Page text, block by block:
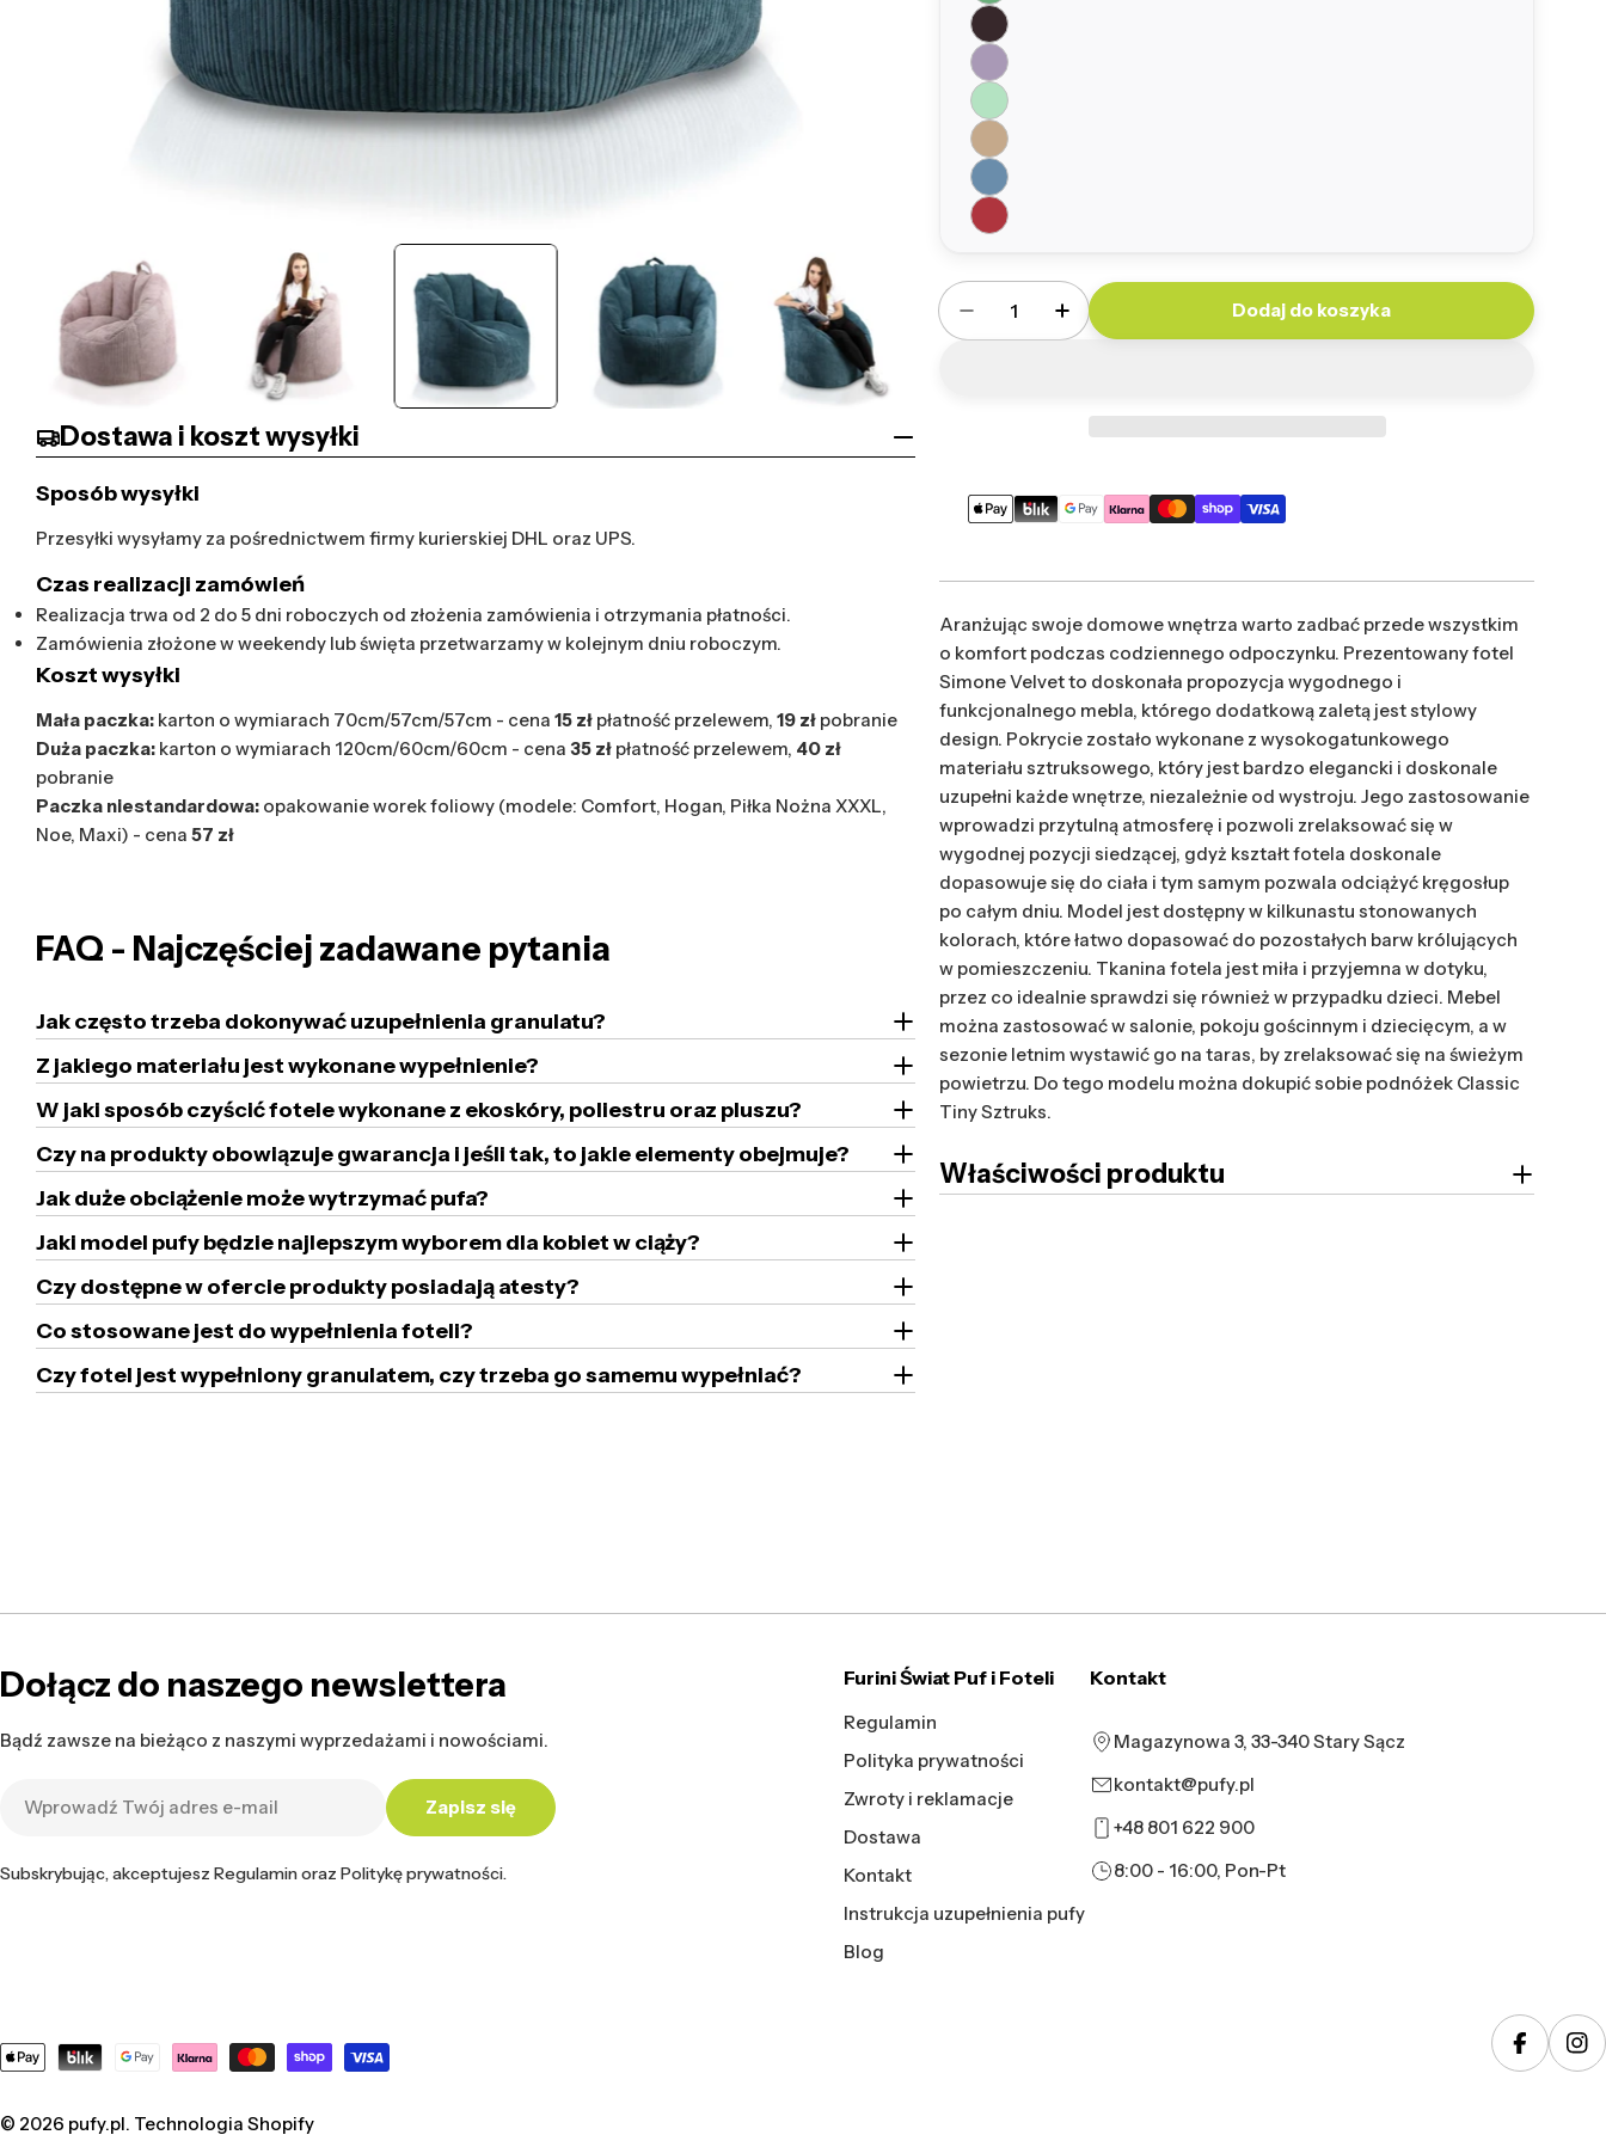
Dostawa i koszt wysyłki
Sposób wysyłki
Przesyłki wysyłamy za pośrednictwem firmy kurierskiej DHL oraz UPS.
Czas realizacji zamówień
Realizacja trwa od 2 do 5 dni roboczych od złożenia zamówienia i otrzymania płatności.
Zamówienia złożone w weekendy lub święta przetwarzamy w kolejnym dniu roboczym.
Koszt wysyłki
Mała paczka: karton o wymiarach 70cm/57cm/57cm - cena 15 zł płatność przelewem, 19 zł pobranie
Duża paczka: karton o wymiarach 120cm/60cm/60cm - cena 35 zł płatność przelewem, 40 zł
pobranie
Paczka niestandardowa: opakowanie worek foliowy (modele: Comfort, Hogan, Piłka Nożna XXXL,
Noe, Maxi) - cena 57 zł
FAQ - Najczęściej zadawane pytania
Jak często trzeba dokonywać uzupełnienia granulatu?
Z jakiego materiału jest wykonane wypełnienie?
W jaki sposób czyścić fotele wykonane z ekoskóry, poliestru oraz pluszu?
Czy na produkty obowiązuje gwarancja i jeśli tak, to jakie elementy obejmuje?
Jak duże obciążenie może wytrzymać pufa?
Jaki model pufy będzie najlepszym wyborem dla kobiet w ciąży?
Czy dostępne w ofercie produkty posiadają atesty?
Co stosowane jest do wypełnienia foteli?
Czy fotel jest wypełniony granulatem, czy trzeba go samemu wypełniać?
Ilość
Zmniejsz ilość dla Fotel Simone Sztruks
Zwiększ ilość dla Fotel Simone Sztruks
Dodaj do koszyka
Metody
Aranżując swoje domowe wnętrza warto zadbać przede wszystkim
o komfort podczas codziennego odpoczynku. Prezentowany fotel
Simone Velvet to doskonała propozycja wygodnego i
funkcjonalnego mebla, którego dodatkową zaletą jest stylowy
design. Pokrycie zostało wykonane z wysokogatunkowego
materiału sztruksowego, który jest bardzo elegancki i doskonale
uzupełni każde wnętrze, niezależnie od wystroju. Jego zastosowanie
wprowadzi przytulną atmosferę i pozwoli zrelaksować się w
wygodnej pozycji siedzącej, gdyż kształt fotela doskonale
dopasowuje się do ciała i tym samym pozwala odciążyć kręgosłup
po całym dniu. Model jest dostępny w kilkunastu stonowanych
kolorach, które łatwo dopasować do pozostałych barw królujących
w pomieszczeniu. Tkanina fotela jest miła i przyjemna w dotyku,
przez co idealnie sprawdzi się również w przypadku dzieci. Mebel
można zastosować w salonie, pokoju gościnnym i dziecięcym, a w
sezonie letnim wystawić go na taras, by zrelaksować się na świeżym
powietrzu. Do tego modelu można dokupić sobie podnóżek Classic
Tiny Sztruks.
Właściwości produktu
Dołącz do naszego newslettera
Bądź zawsze na bieżąco z naszymi wyprzedażami i nowościami.
Zapisz się
Subskrybując, akceptujesz Regulamin oraz Politykę prywatności.
Furini Świat Puf i Foteli
Regulamin
Polityka prywatności
Zwroty i reklamacje
Dostawa
Kontakt
Instrukcja uzupełnienia pufy
Blog
Kontakt
Magazynowa 3, 33-340 Stary Sącz
kontakt@pufy.pl
+48 801 622 900
8:00 - 16:00, Pon-Pt
Metody
© 2026 pufy.pl. Technologia Shopify